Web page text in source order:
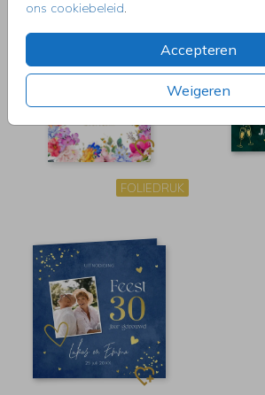
ons cookiebeleid
Accepteren
Weigeren
FOLIEDRUK